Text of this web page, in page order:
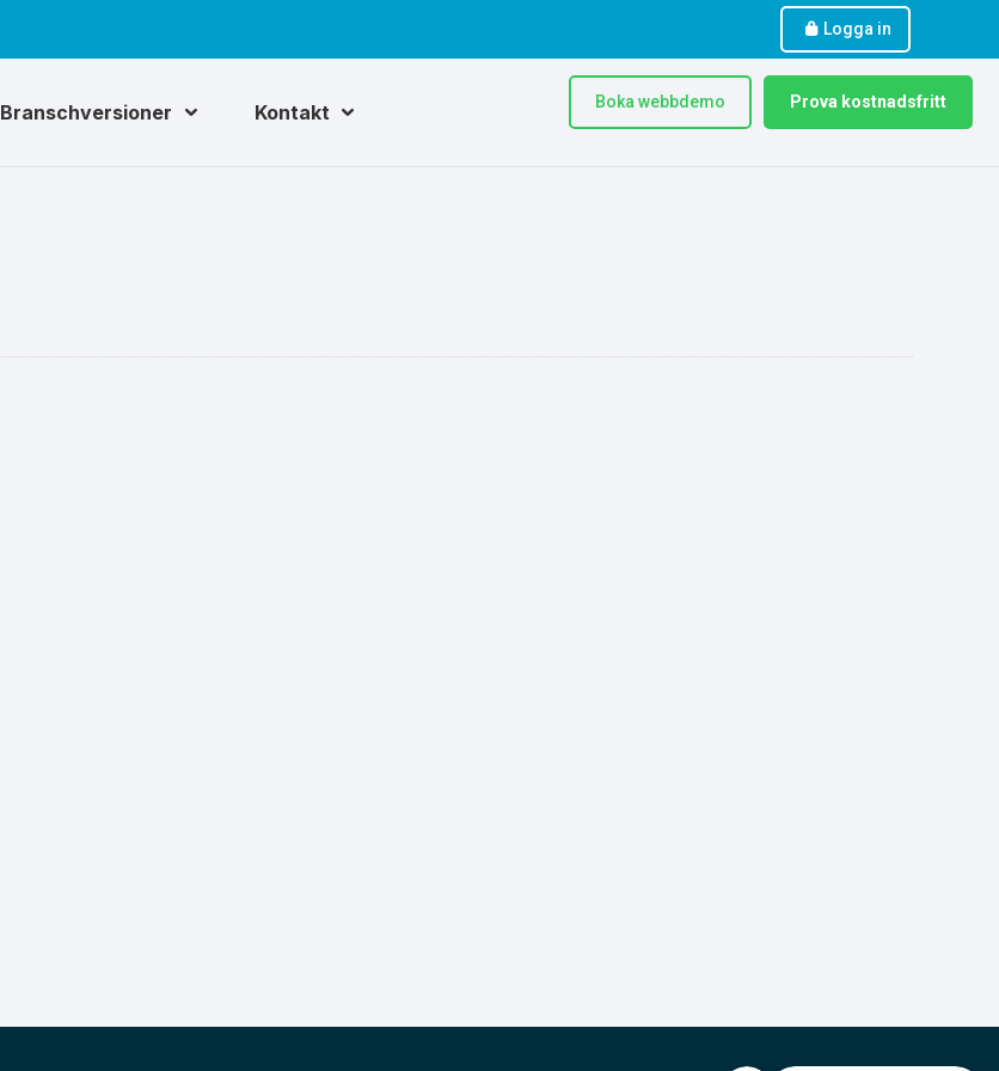
Logga in
Branschversioner Kontakt Boka webbdemo Prova kostnadsfritt